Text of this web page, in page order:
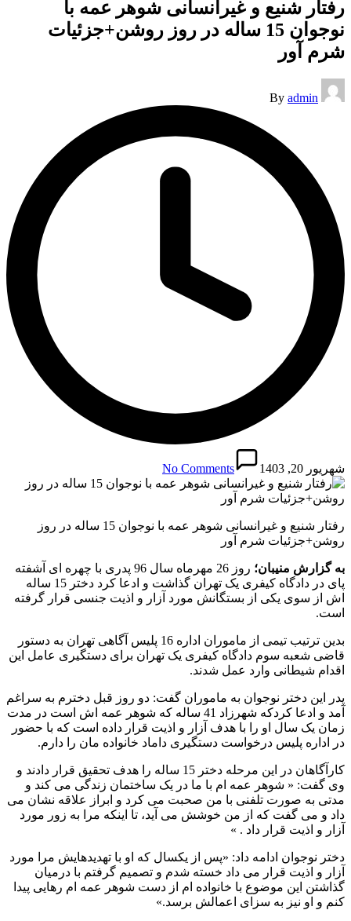
رفتار شنیع و غیرانسانی شوهر عمه با
نوجوان 15 ساله در روز روشن+جزئیات
شرم آور
Posted
by
By admin
شهریور 20, 1403 No Comments
رفتار شنیع و غیرانسانی شوهر عمه با نوجوان 15 ساله در روز
روشن+جزئیات شرم آور
به گزارش منیبان؛
روز 26 مهرماه سال 96 پدری با چهره ای آشفته
پای در دادگاه کیفری یک تهران گذاشت و ادعا کرد دختر 15 ساله
اش از سوی یکی از بستگانش مورد آزار و اذیت جنسی قرار گرفته
است.
بدین ترتیب تیمی از ماموران اداره 16 پلیس آگاهی تهران به دستور
قاضی شعبه سوم دادگاه کیفری یک تهران برای دستگیری عامل این
اقدام شیطانی وارد عمل شدند.
پدر این دختر نوجوان به ماموران گفت: دو روز قبل دخترم به سراغم
آمد و ادعا کردکه شهرزاد 41 ساله که شوهر عمه اش است در مدت
زمان یک سال او را با هدف آزار و اذیت قرار داده است که با حضور
در اداره پلیس درخواست دستگیری داماد خانواده مان را دارم.
کارآگاهان در این مرحله دختر 15 ساله را هدف تحقیق قرار دادند و
وی گفت: « شوهر عمه ام با ما در یک ساختمان زندگی می کند و
مدتی به صورت تلفنی با من صحبت می کرد و ابراز علاقه نشان می
داد و می گفت که از من خوشش می آید، تا اینکه مرا به زور مورد
آزار و اذیت قرار داد . »
دختر نوجوان ادامه داد: «پس از یکسال که او با تهدیدهایش مرا مورد
آزار و اذیت قرار می داد خسته شدم و تصمیم گرفتم با درمیان
گذاشتن این موضوع با خانواده ام از دست شوهر عمه ام رهایی پیدا
کنم و او نیز به سزای اعمالش برسد.»